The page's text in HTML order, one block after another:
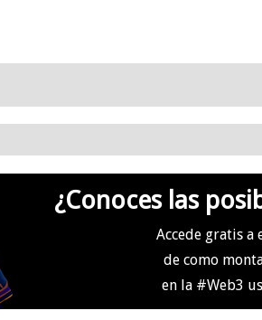
¿Conoces las
Accede gratis a
de como
en la #Web3